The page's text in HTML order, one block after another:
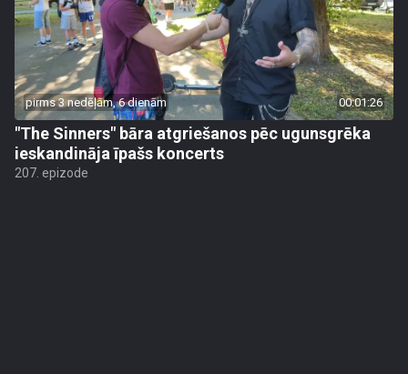
pirms 3 nedēļām, 6 dienām 00:01:26
"The Sinners" bāra atgriešanos pēc ugunsgrēka
ieskandināja īpašs koncerts
207. epizode